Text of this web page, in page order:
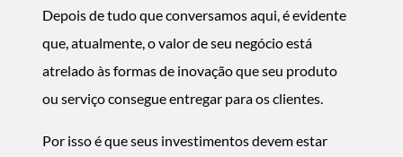
Depois de tudo que conversamos aqui, é evidente
que, atualmente, o valor de seu negócio está
atrelado às formas de inovação que seu produto
ou serviço consegue entregar para os clientes.
Por isso é que seus investimentos devem estar